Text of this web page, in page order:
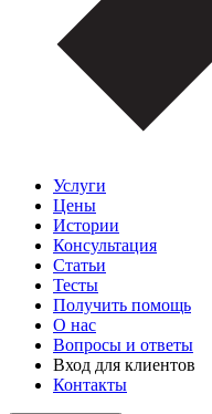
Услуги
Цены
Истории
Консультация
Статьи
Тесты
Получить помощь
О нас
Вопросы и ответы
Вход для клиентов
Контакты